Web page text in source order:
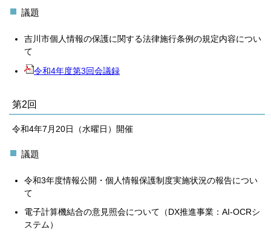
議題
吉川市個人情報の保護に関する法律施行条例の規定内容につい
て
令和4年度第3回会議録
第2回
令和4年7月20日（水曜日）開催
議題
令和3年度情報公開・個人情報保護制度実施状況の報告につい
て
電子計算機結合の意見照会について（DX推進事業：AI-OCRシ
ステム）